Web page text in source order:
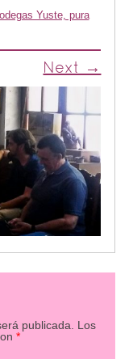
Yuste, pura
Next →
publicada.
Los
*